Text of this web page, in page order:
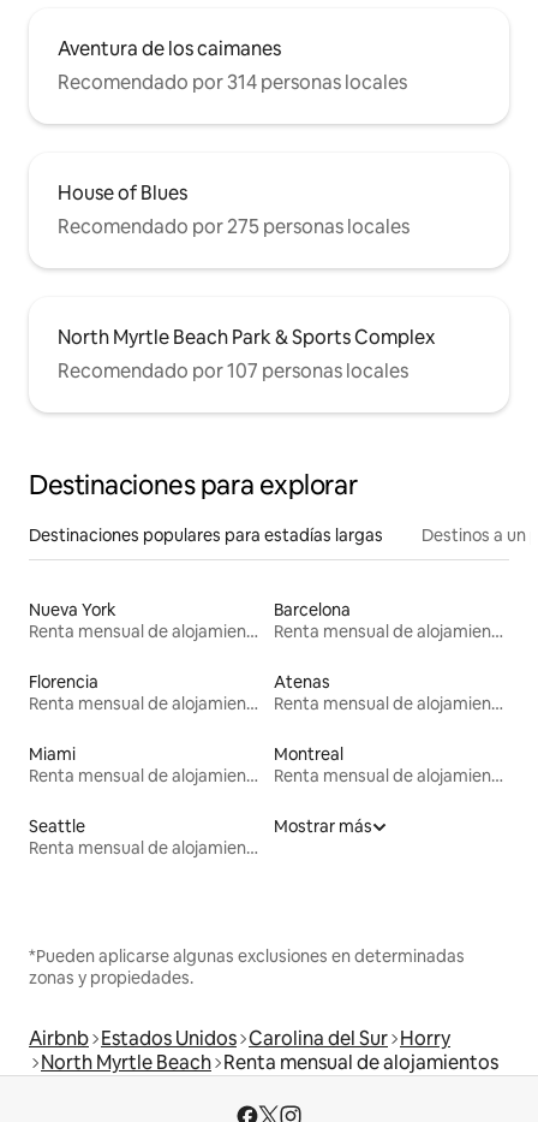
Aventura de los caimanes
Recomendado por 314 personas locales
House of Blues
Recomendado por 275 personas locales
North Myrtle Beach Park & Sports Complex
Recomendado por 107 personas locales
Destinaciones para explorar
Destinaciones populares para estadías largas Destinos a un
Nueva York
Renta mensual de alojamientos
Barcelona
Renta mensual de alojamientos
Florencia
Renta mensual de alojamientos
Atenas
Renta mensual de alojamientos
Miami
Renta mensual de alojamientos
Montreal
Renta mensual de alojamientos
Seattle
Renta mensual de alojamientos
Mostrar más
*Pueden aplicarse algunas exclusiones en determinadas
zonas y propiedades.
Airbnb Estados Unidos Carolina del Sur Horry
North Myrtle Beach Renta mensual de alojamientos